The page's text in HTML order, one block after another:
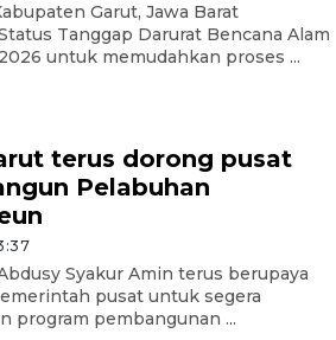
Garut, Jawa Barat
Tanggap Darurat Bencana Alam
untuk memudahkan proses ...
terus dorong pusat
Pelabuhan
Syakur Amin terus berupaya
pusat untuk segera
program pembangunan ...